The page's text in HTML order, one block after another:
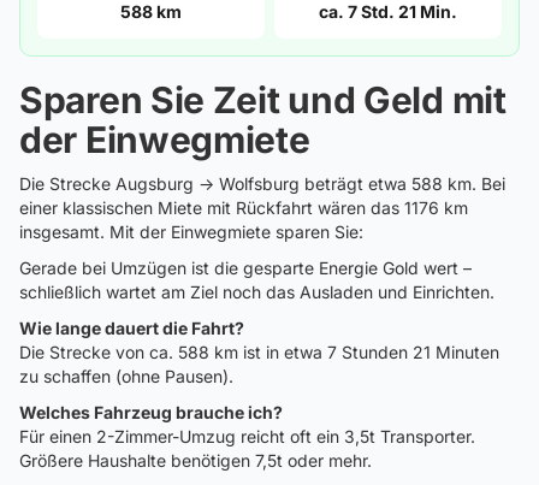
588 km ca. 7 Std. 21 Min.
Sparen Sie Zeit und Geld mit
der Einwegmiete
Die Strecke Augsburg → Wolfsburg beträgt etwa 588 km. Bei
einer klassischen Miete mit Rückfahrt wären das 1176 km
insgesamt. Mit der Einwegmiete sparen Sie:
Gerade bei Umzügen ist die gesparte Energie Gold wert –
schließlich wartet am Ziel noch das Ausladen und Einrichten.
Wie lange dauert die Fahrt?
Die Strecke von ca. 588 km ist in etwa 7 Stunden 21 Minuten
zu schaffen (ohne Pausen).
Welches Fahrzeug brauche ich?
Für einen 2-Zimmer-Umzug reicht oft ein 3,5t Transporter.
Größere Haushalte benötigen 7,5t oder mehr.